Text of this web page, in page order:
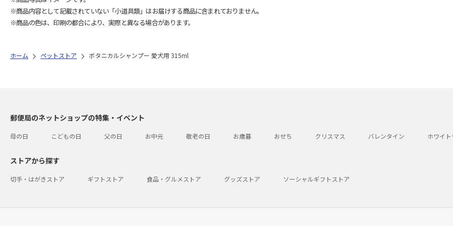
※商品内容として記載されていない「小道具類」はお届けする商品に含まれておりません。
※商品の色は、印刷の都合により、実際と異なる場合があります。
ホーム ペットストア ボタニカルシャンプー 愛犬用 315ml
郵便局のネットショップの特集・イベント
母の日 こどもの日 父の日 お中元 敬老の日 お歳暮 おせち クリスマス バレンタイン ホワイ
ストアから探す
切手・はがきストア ギフトストア 食品・グルメストア グッズストア ソーシャルギフトストア